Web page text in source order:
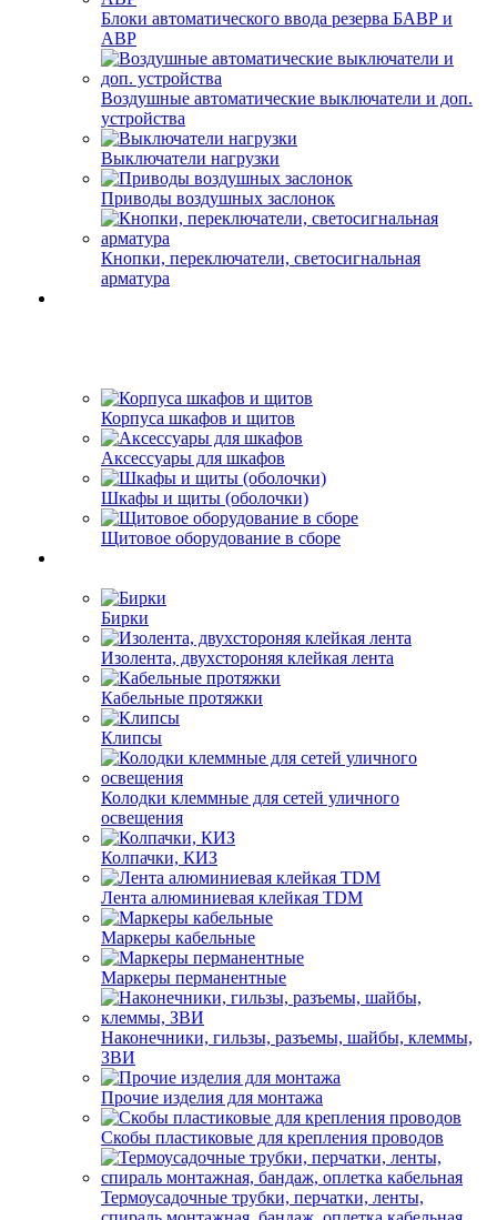
Блоки автоматического ввода резерва БАВР и
АВР
Воздушные автоматические выключатели и доп.
устройства
Выключатели нагрузки
Приводы воздушных заслонок
Кнопки, переключатели, светосигнальная
арматура
Корпуса шкафов и щитов
Аксессуары для шкафов
Шкафы и щиты (оболочки)
Щитовое оборудование в сборе
Бирки
Изолента, двухстороняя клейкая лента
Кабельные протяжки
Клипсы
Колодки клеммные для сетей уличного
освещения
Колпачки, КИЗ
Лента алюминиевая клейкая TDM
Маркеры кабельные
Маркеры перманентные
Наконечники, гильзы, разъемы, шайбы, клеммы,
ЗВИ
Прочие изделия для монтажа
Скобы пластиковые для крепления проводов
Термоусадочные трубки, перчатки, ленты,